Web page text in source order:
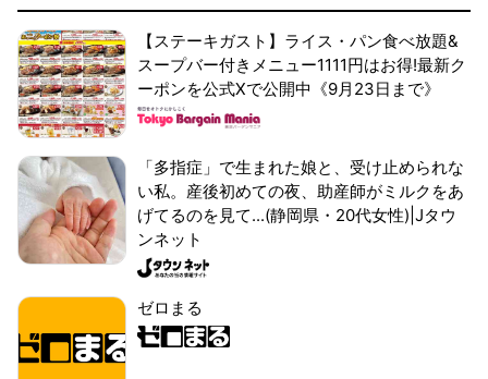
【ステーキガスト】ライス・パン食べ放題&
スープバー付きメニュー1111円はお得!最新ク
ーポンを公式Xで公開中《9月23日まで》
「多指症」で生まれた娘と、受け止められな
い私。産後初めての夜、助産師がミルクをあ
げてるのを見て...(静岡県・20代女性)|Jタウ
ンネット
ゼロまる